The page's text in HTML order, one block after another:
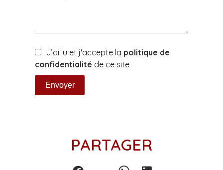
J’ai lu et j'accepte la politique de
confidentialité de ce site
Envoyer
PARTAGER